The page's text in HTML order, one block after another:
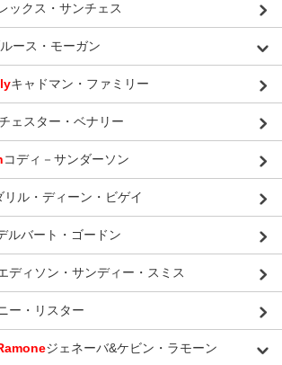
ックス・サンチェス
ース・モーガン
キャドマン・ファミリー
ェスター・ベナリー
コディ－サンダーソン
リル・ディーン・ビゲイ
ルバート・ゴードン
ディソン・サンディー・スミス
ー・リスター
ジェネーバ&ケビン・ラモーン